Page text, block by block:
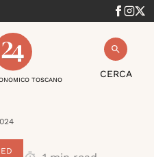
CERCA
TOSCANO